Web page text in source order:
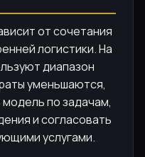
от сочетания
логистики. На
диапазон
уменьшаются,
по задачам,
и согласовать
услугами.